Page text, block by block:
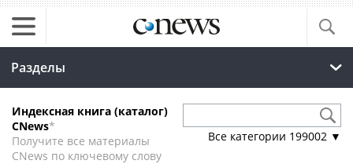
Разделы
Индексная книга (каталог)
CNews*
Получите все материалы
CNews по ключевому слову
Все категории 199002 ▼